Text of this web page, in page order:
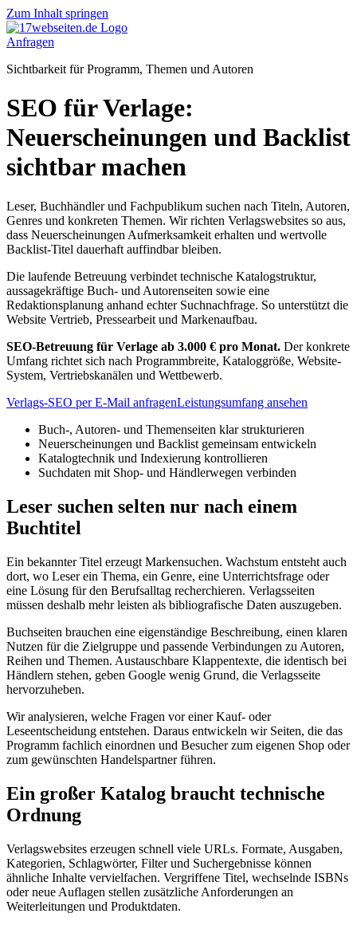
Zum Inhalt springen
Anfragen
Sichtbarkeit für Programm, Themen und Autoren
SEO für Verlage:
Neuerscheinungen und Backlist
sichtbar machen
Leser, Buchhändler und Fachpublikum suchen nach Titeln, Autoren,
Genres und konkreten Themen. Wir richten Verlagswebsites so aus,
dass Neuerscheinungen Aufmerksamkeit erhalten und wertvolle
Backlist-Titel dauerhaft auffindbar bleiben.
Die laufende Betreuung verbindet technische Katalogstruktur,
aussagekräftige Buch- und Autorenseiten sowie eine
Redaktionsplanung anhand echter Suchnachfrage. So unterstützt die
Website Vertrieb, Pressearbeit und Markenaufbau.
SEO-Betreuung für Verlage ab 3.000 € pro Monat. Der konkrete
Umfang richtet sich nach Programmbreite, Kataloggröße, Website-
System, Vertriebskanälen und Wettbewerb.
Verlags-SEO per E-Mail anfragenLeistungsumfang ansehen
Buch-, Autoren- und Themenseiten klar strukturieren
Neuerscheinungen und Backlist gemeinsam entwickeln
Katalogtechnik und Indexierung kontrollieren
Suchdaten mit Shop- und Händlerwegen verbinden
Leser suchen selten nur nach einem
Buchtitel
Ein bekannter Titel erzeugt Markensuchen. Wachstum entsteht auch
dort, wo Leser ein Thema, ein Genre, eine Unterrichtsfrage oder
eine Lösung für den Berufsalltag recherchieren. Verlagsseiten
müssen deshalb mehr leisten als bibliografische Daten auszugeben.
Buchseiten brauchen eine eigenständige Beschreibung, einen klaren
Nutzen für die Zielgruppe und passende Verbindungen zu Autoren,
Reihen und Themen. Austauschbare Klappentexte, die identisch bei
Händlern stehen, geben Google wenig Grund, die Verlagsseite
hervorzuheben.
Wir analysieren, welche Fragen vor einer Kauf- oder
Leseentscheidung entstehen. Daraus entwickeln wir Seiten, die das
Programm fachlich einordnen und Besucher zum eigenen Shop oder
zum gewünschten Handelspartner führen.
Ein großer Katalog braucht technische
Ordnung
Verlagswebsites erzeugen schnell viele URLs. Formate, Ausgaben,
Kategorien, Schlagwörter, Filter und Suchergebnisse können
ähnliche Inhalte vervielfachen. Vergriffene Titel, wechselnde ISBNs
oder neue Auflagen stellen zusätzliche Anforderungen an
Weiterleitungen und Produktdaten.